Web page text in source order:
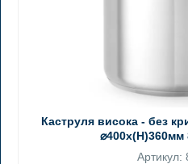
Каструля висока - без
⌀400x(H)360мм
Артикул: